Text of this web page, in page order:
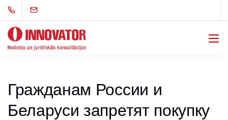
Гражданам России и
Беларуси запретят покупку